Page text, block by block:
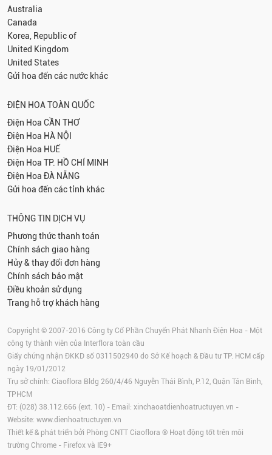
Australia
Canada
Korea, Republic of
United Kingdom
United States
Gửi hoa đến các nước khác
ĐIỆN HOA TOÀN QUỐC
Điện Hoa CẦN THƠ
Điện Hoa HÀ NỘI
Điện Hoa HUẾ
Điện Hoa TP. HỒ CHÍ MINH
Điện Hoa ĐÀ NẴNG
Gửi hoa đến các tỉnh khác
THÔNG TIN DỊCH VỤ
Phương thức thanh toán
Chính sách giao hàng
Hủy & thay đổi đơn hàng
Chính sách bảo mật
Điều khoản sử dụng
Trang hỗ trợ khách hàng
Copyright © 2007-2016 Công ty Cổ Phần Chuyển Phát Nhanh Điện Hoa - Một
công ty thành viên của Interflora toàn cầu
Giấy chứng nhận ĐKKD số 0311502940 do Sở Kế hoạch & Đầu tư TP. HCM cấp
ngày 19/01/2012
Trụ sở chính: Ciaoflora Bldg 260/4/46 Nguyễn Thái Bình, P.12, Quận Tân Bình,
TPHCM
ĐT: (028) 38.112.666 (ext. 10) - Email: xinchaoatdienhoatructuyen.vn -
Website: www.dienhoatructuyen.vn
Thiết kế & phát triển bởi Phòng CNTT Ciaoflora ® Hoạt động tốt trên môi
trường Chrome - Firefox và IE9+